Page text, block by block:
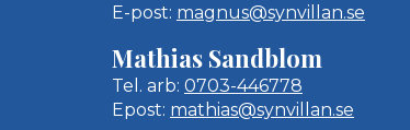
E-post: magnus@synvillan.se
Mathias Sandblom
Tel. arb: 0703-446778
Epost: mathias@synvillan.se